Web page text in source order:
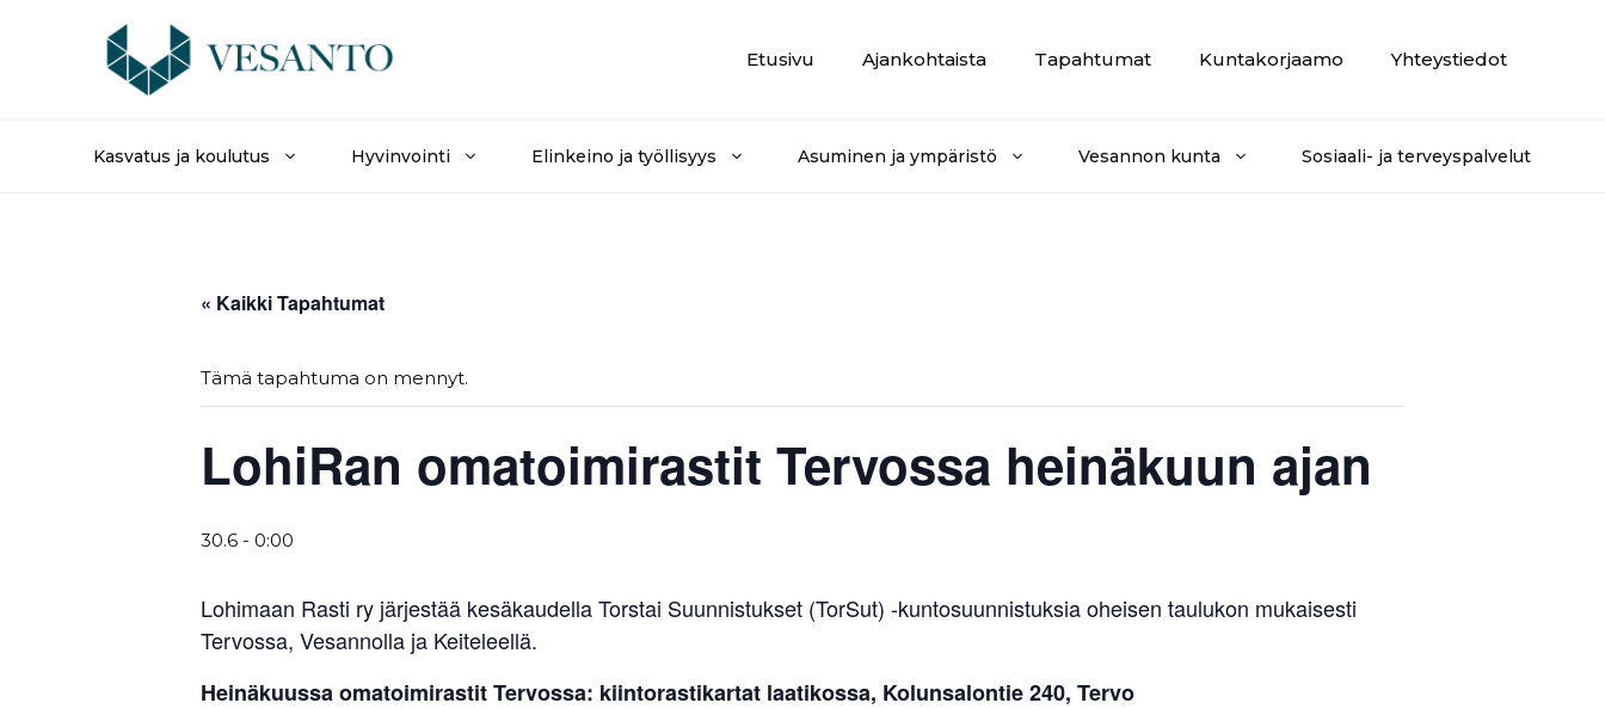
Etusivu
Ajankohtaista Tapahtumat Kuntakorjaamo Yhteystiedot
Kasvatus ja koulutus Hyvinvointi Elinkeino ja työllisyys Asuminen ja ympäristö Vesannon kunta Sosiaali- ja terveyspalvelut
« Kaikki Tapahtumat
Tämä tapahtuma on mennyt.
LohiRan omatoimirastit Tervossa heinäkuun ajan
30.6 - 0:00
Lohimaan Rasti ry järjestää kesäkaudella Torstai Suunnistukset (TorSut) -kuntosuunnistuksia oheisen taulukon mukaisesti
Tervossa, Vesannolla ja Keiteleellä.
Heinäkuussa omatoimirastit Tervossa: kiintorastikartat laatikossa, Kolunsalontie 240, Tervo